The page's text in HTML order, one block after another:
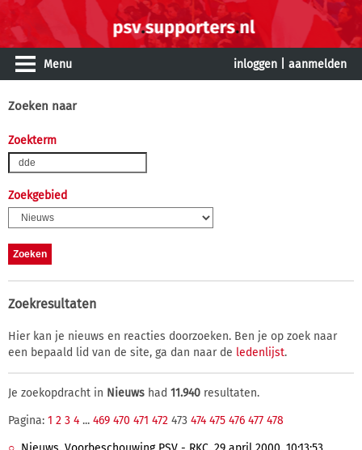
Menu inloggen aanmelden
Zoeken naar
Zoekterm
Zoekgebied
Zoekresultaten
Hier kan je nieuws en reacties doorzoeken. Ben je op zoek naar
een bepaald lid van de site, ga dan naar de ledenlijst.
Je zoekopdracht in Nieuws had 11.940 resultaten.
Pagina: 1 2 3 4 ... 469 470 471 472 473 474 475 476 477 478